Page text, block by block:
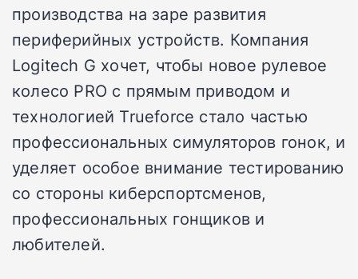
производства на заре развития
периферийных устройств. Компания
Logitech G хочет, чтобы новое рулевое
колесо PRO с прямым приводом и
технологией Trueforce стало частью
профессиональных симуляторов гонок, и
уделяет особое внимание тестированию
со стороны киберспортсменов,
профессиональных гонщиков и
любителей.